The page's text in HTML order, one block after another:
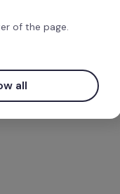
of the page.
all